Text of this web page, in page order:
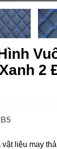
2
B5
liệu may